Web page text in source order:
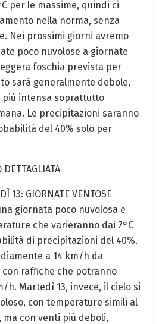
per le massime, quindi ci
nella norma, senza
Nei prossimi giorni avremo
poco nuvolose a giornate
foschia prevista per
sarà generalmente debole,
più intensa soprattutto
Le precipitazioni saranno
del 40% solo per
13: GIORNATE VENTOSE
giornata poco nuvolosa e
che varieranno dai 7°C
di precipitazioni del 40%.
a 14 km/h da
raffiche che potranno
h. Martedì 13, invece, il cielo si
con temperature simili al
con venti più deboli,